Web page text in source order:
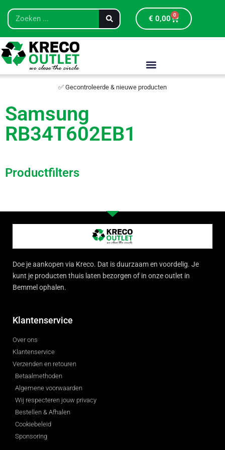
€ 0,00 0
✅ Gecontroleerde & nieuwe producten
Samsung
RB34T602EB1
Productfilters
Doe je aankopen via Kreco. Dat is duurzaam en voordelig. Je
kunt je producten thuis laten bezorgen of in onze outlet in
Bemmel ophalen.
Klantenservice
Over ons
Klantenservice
Verzenden en retouren
Betaalmethoden
Algemene voorwaarden
Wij respecteren jouw privacy
Bestellen & Afhalen
Cookiebeleid
Sponsoring